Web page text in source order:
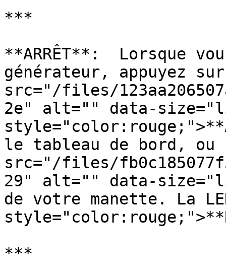
***
**ARRÊT**:  Lorsque
générateur, appuyez
src="/files/
2e" alt="" data-
le tableau de bord, ou
src="/files/
29" alt="" data-
de votre manette. La
***